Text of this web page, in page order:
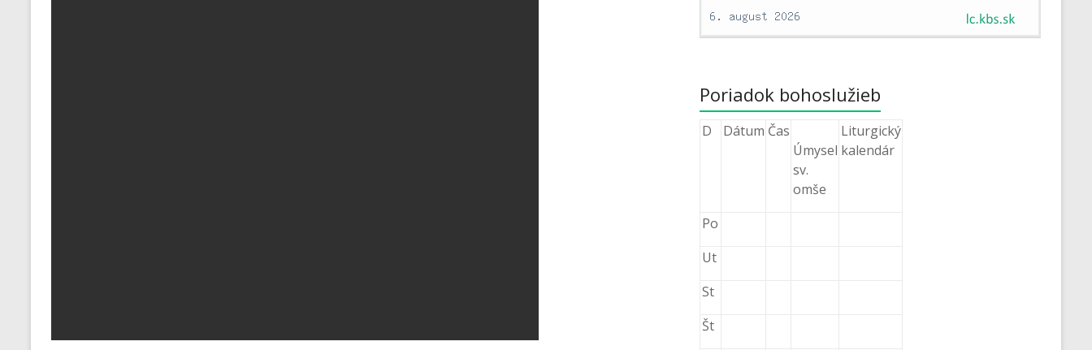
Poriadok bohoslužieb
D Dátum Čas
Úmysel
sv.
omše
Liturgický
kalendár
Po
Ut
St
Št